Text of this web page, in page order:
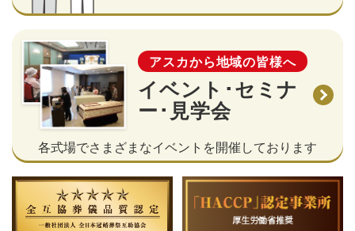
アスカから地域の皆様へ
イベント･セミナ
ー･見学会
各式場でさまざまなイベントを開催しております